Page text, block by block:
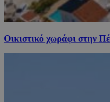
Οικιστικό χωράφι στην